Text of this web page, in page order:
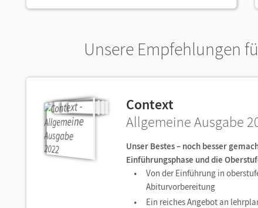
Unsere Empfehlungen
Context
Allgemeine Ausgabe
Unser Bestes – noch besser
Einführungsphase und die
Von der Einführung in
Abiturvorbereitung
Ein reiches Angebot an